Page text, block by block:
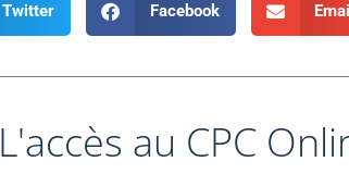
Twitter Facebook Email
L'accès au CPC